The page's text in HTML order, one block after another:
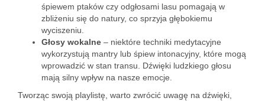
śpiewem ptaków czy odgłosami lasu pomagają w
zbliżeniu się do natury, co sprzyja głębokiemu
wyciszeniu.
Głosy wokalne – niektóre techniki medytacyjne
wykorzystują mantry lub śpiew intonacyjny, które mogą
wprowadzić w stan transu. Dźwięki ludzkiego głosu
mają silny wpływ na nasze emocje.
Tworząc swoją playlistę, warto zwrócić uwagę na dźwięki,